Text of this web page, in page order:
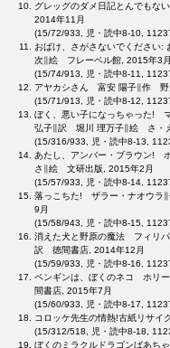
グレッグのダメ日記とんでも
2014年11月
(15/72/933, 児・読中8-10,
おばけ、さがさないでくださ
次∥絵 フレーベル館, 2015年3月
(15/74/913, 児・読中8-11,
アヤカシさん 富安 陽子∥作 野
(15/71/913, 児・読中8-12,
ぼく、悪い子になっちゃった!
弘子∥訳 堀川 理万子∥絵 さ・
(15/316/933, 児・読中8-13,
あたし、アンバー・ブラウン!
さ∥絵 文研出版, 2015年2月
(15/57/933, 児・読中8-14,
落っこちた! ザラー・ナオウ
9月
(15/58/943, 児・読中8-15,
消えた犬と野原の魔法 フィリ
訳 徳間書店, 2014年12月
(15/59/933, 児・読中8-16,
ペンギンは、ぼくのネコ ホリ
間書店, 2015年7月
(15/60/933, 児・読中8-17,
コロッケ先生の情熱!古紙リサ
(15/312/518, 児・読中8-18,
ぼくのミラクルドラゴンばあ